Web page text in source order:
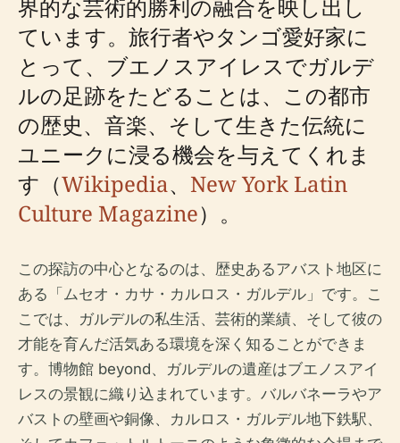
界的な芸術的勝利の融合を映し出し
ています。旅行者やタンゴ愛好家に
とって、ブエノスアイレスでガルデ
ルの足跡をたどることは、この都市
の歴史、音楽、そして生きた伝統に
ユニークに浸る機会を与えてくれま
す（Wikipedia、 New York Latin
Culture Magazine）。
この探訪の中心となるのは、歴史あるアバスト地区に
ある「ムセオ・カサ・カルロス・ガルデル」です。こ
こでは、ガルデルの私生活、芸術的業績、そして彼の
才能を育んだ活気ある環境を深く知ることができま
す。博物館 beyond、ガルデルの遺産はブエノスアイ
レスの景観に織り込まれています。バルバネーラやア
バストの壁画や銅像、カルロス・ガルデル地下鉄駅、